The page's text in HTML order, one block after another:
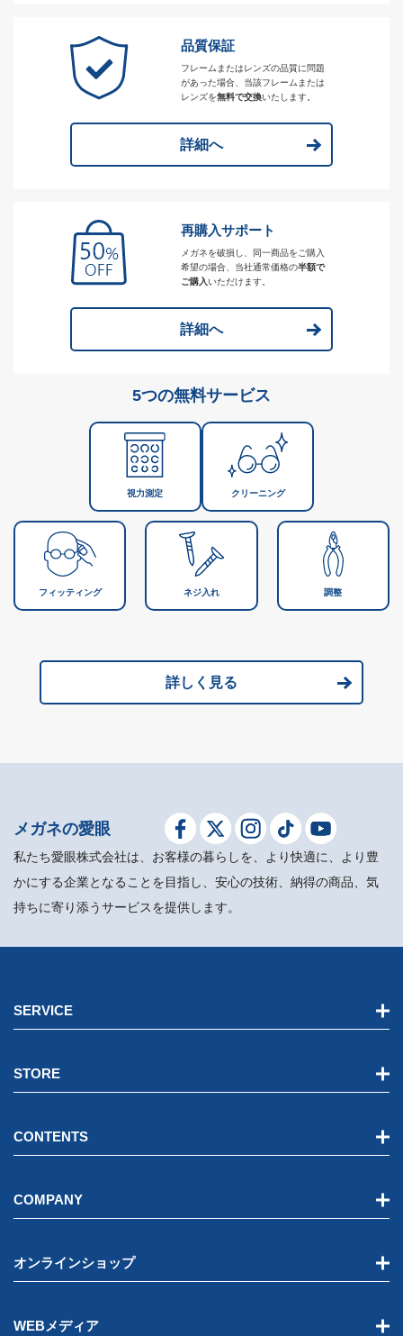
品質保証
フレームまたはレンズの品質に問題
があった場合、当該フレームまたは
レンズを無料で交換いたします。
詳細へ
再購入サポート
メガネを破損し、同一商品をご購入
希望の場合、当社通常価格の半額で
ご購入いただけます。
詳細へ
5つの無料サービス
視力測定 クリーニング
フィッティング ネジ入れ 調整
詳しく見る
メガネの愛眼
私たち愛眼株式会社は、お客様の暮らしを、より快適に、より豊
かにする企業となることを目指し、安心の技術、納得の商品、気
持ちに寄り添うサービスを提供します。
SERVICE
STORE
CONTENTS
COMPANY
オンラインショップ
WEBメディア